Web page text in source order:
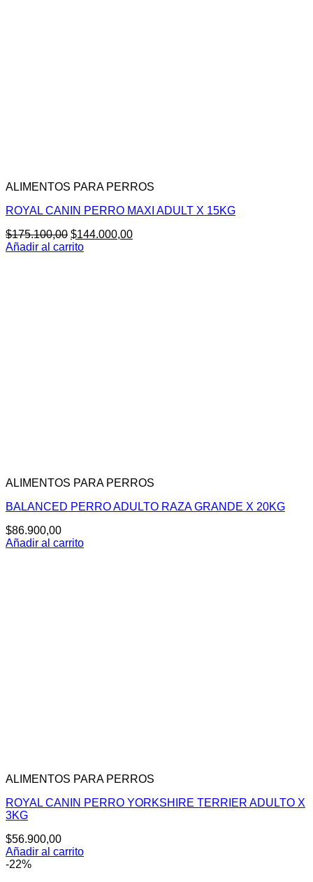
ALIMENTOS PARA PERROS
ROYAL CANIN PERRO MAXI ADULT X 15KG
$175.100,00 El
precio
$144.000,00El
Añadir al carrito
ALIMENTOS PARA PERROS
BALANCED PERRO ADULTO RAZA GRANDE X 20KG
$86.900,00
Añadir al carrito
ALIMENTOS PARA PERROS
ROYAL CANIN PERRO YORKSHIRE TERRIER ADULTO X
3KG
$56.900,00
Añadir al carrito
-22%